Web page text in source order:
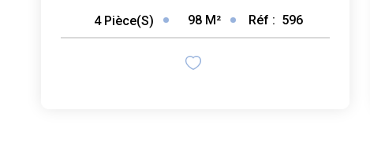
4 Pièce(s) 98 M² Réf : 596